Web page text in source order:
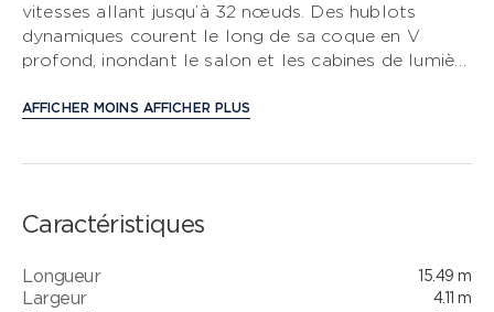
CLASSE V
CLASSE C
vitesses allant jusqu’à 32 nœuds. Des hublots
dynamiques courent le long de sa coque en V
profond, inondant le salon et les cabines de lumière
contemporain se prolonge à l’intérieur. Sur le
sur l’ensemble de la gamme Classe V. La suite
tandis que la cabine avant, dotée d’un grand lit
double, offre l’option de couchettes en ciseaux.
AFFICHER MOINS AFFICHER PLUS
Caractéristiques
Longueur 15.49 m
Largeur 4.11 m